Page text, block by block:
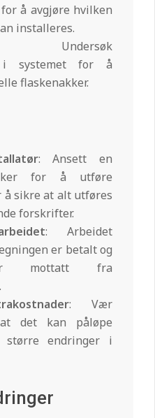
å avgjøre hvilken
installeres.
Undersøk
i systemet for å
flaskenakker.
: Ansett en
for å utføre
sikre at alt utføres
forskrifter.
: Arbeidet
er betalt og
mottatt fra
: Vær
det kan påløpe
større endringer i